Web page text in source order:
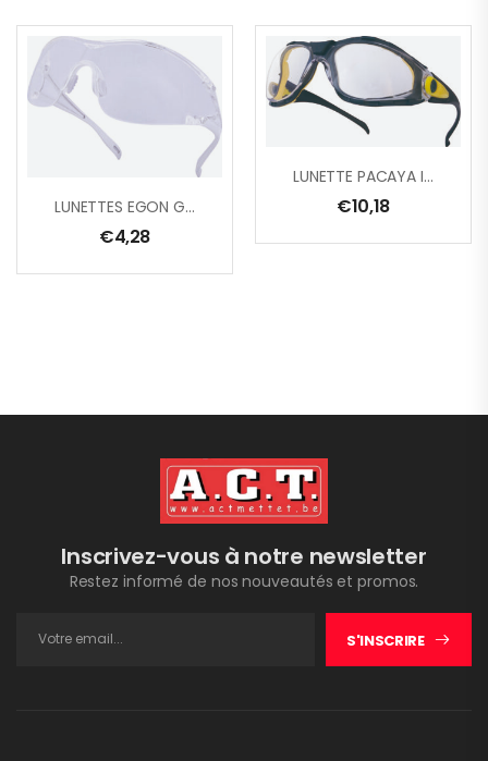
LUNETTES EGON GR/INCOLORE
€4,28
LUNETTE PACAYA INCOLORE
€10,18
Inscrivez-vous à notre newsletter
Restez informé de nos nouveautés et promos.
S'INSCRIRE